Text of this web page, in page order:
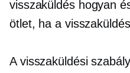
visszaküldés hogyan
ötlet, ha a
A visszaküldési